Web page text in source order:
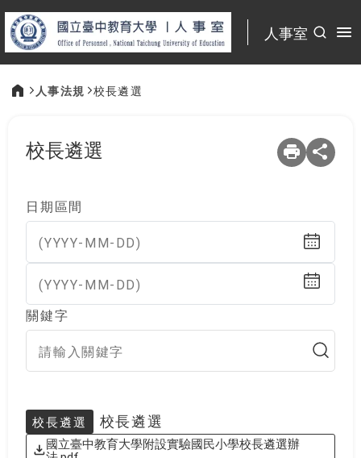
人事室
人事法規 校長遴選
校長遴選
日期區間
(YYYY-MM-DD)
(YYYY-MM-DD)
關鍵字
校長遴選 校長遴選
國立臺中教育大學附設實驗國民小學校長遴選辦